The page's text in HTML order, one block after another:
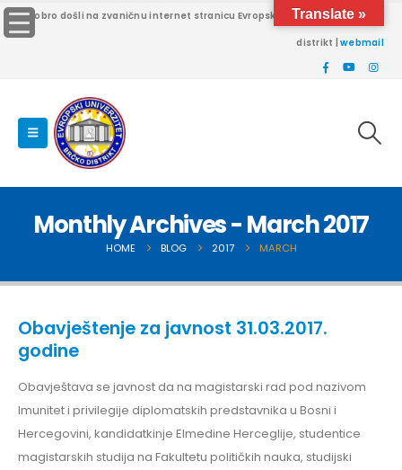
Dobro došli na zvaničnu internet stranicu Evropskog univerziteta Brčko
distrikt |webmail
Monthly Archives - March 2017
HOME BLOG 2017 MARCH
Obavještenje za javnost 31.03.2017.
godine
Obavještava se javnost da na magistarski rad pod nazivom
Imunitet i privilegije diplomatskih predstavnika u Bosni i
Hercegovini, kandidatkinje Elmedine Herceglije, studentice
magistarskih studija na Fakultetu političkih nauka, studijski
Translate »